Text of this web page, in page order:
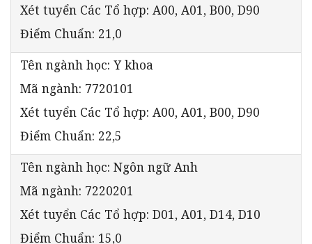
Xét tuyển Các Tổ hợp: A00, A01, B00, D90
Điểm Chuẩn: 21,0
Tên ngành học: Y khoa
Mã ngành: 7720101
Xét tuyển Các Tổ hợp: A00, A01, B00, D90
Điểm Chuẩn: 22,5
Tên ngành học: Ngôn ngữ Anh
Mã ngành: 7220201
Xét tuyển Các Tổ hợp: D01, A01, D14, D10
Điểm Chuẩn: 15,0